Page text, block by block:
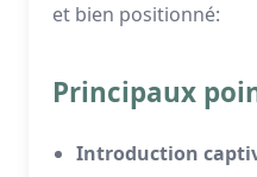
et bien positionné:
Principaux
Introduction